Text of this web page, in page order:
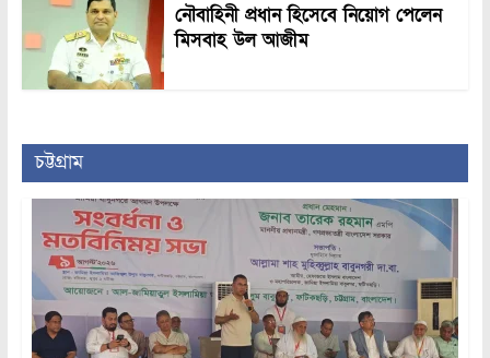
নৌবাহিনী প্রধান হিসেবে নিয়োগ পেলেন
মিসবাহ উল আজীম
চট্টগ্রাম